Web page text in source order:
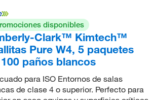
disponibles
Clark™ Kimtech™
Pure W4, 5 paquetes
paños blancos
para ISO Entornos de salas
de clase 4 o superior. Perfecto para